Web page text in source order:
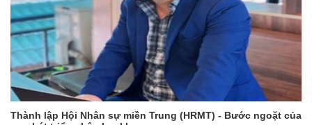
Thành lập Hội Nhân sự miền Trung (HRMT) - Bước ngoặt của